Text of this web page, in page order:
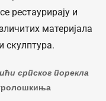
рестаурирају и
материјала
скулптура.
српског порекла